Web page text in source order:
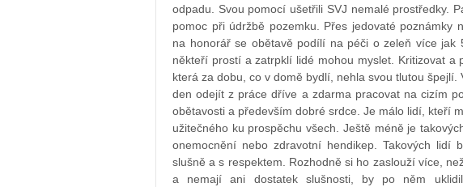
odpadu. Svou pomocí ušetřili SVJ nemalé prostředky.
pomoc při údržbě pozemku. Přes jedovaté poznámky
na honorář se obětavě podílí na péči o zeleň více jak
někteří prostí a zatrpklí lidé mohou myslet. Kritizovat a
která za dobu, co v domě bydlí, nehla svou tlutou
den odejít z práce dříve a zdarma pracovat na cizím
obětavosti a především dobré srdce. Je málo lidí, kteří
užitečného ku prospěchu všech. Ještě méně je
onemocnění nebo zdravotní hendikep. Takových lidí
slušně a s respektem. Rozhodně si ho zaslouží více,
a nemají ani dostatek slušnosti, by po něm